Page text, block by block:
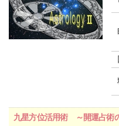
九星方位活用術 ～開運占術